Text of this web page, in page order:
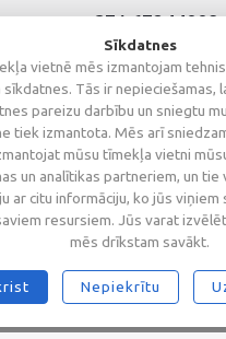
+371 67244008
+371 67271055
+371 26002793
2026 © Altaserviss SIA
Sīkdatnes
vietnē mēs izmantojam
Tās ir nepieciešamas,
pareizu darbību un sniegtu
tiek izmantota. Mēs arī
mūsu tīmekļa vietni
un analītikas partneriem, un tie
ar citu informāciju, ko jūs viņiem
resursiem. Jūs varat
mēs drīkstam savākt.
Nepiekrītu